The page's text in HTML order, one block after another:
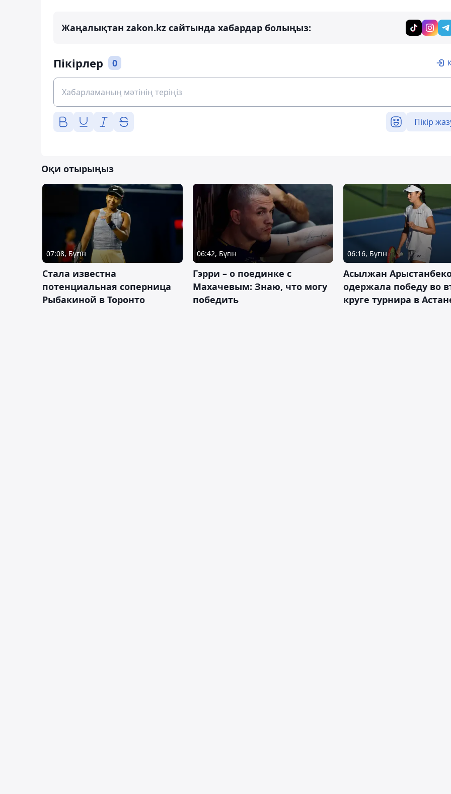
Жаңалықтан zakon.kz сайтында хабардар болыңыз:
Пікірлер 0
Пікір
Оқи отырыңыз
07:08, Бүгін
Cтала известна
потенциальная соперница
Рыбакиной в Торонто
06:42, Бүгін
Гэрри – о поединке с
Махачевым: Знаю, что могу
победить
06:16, Бүгін
Асылжан
одержала победу во
круге турнира в